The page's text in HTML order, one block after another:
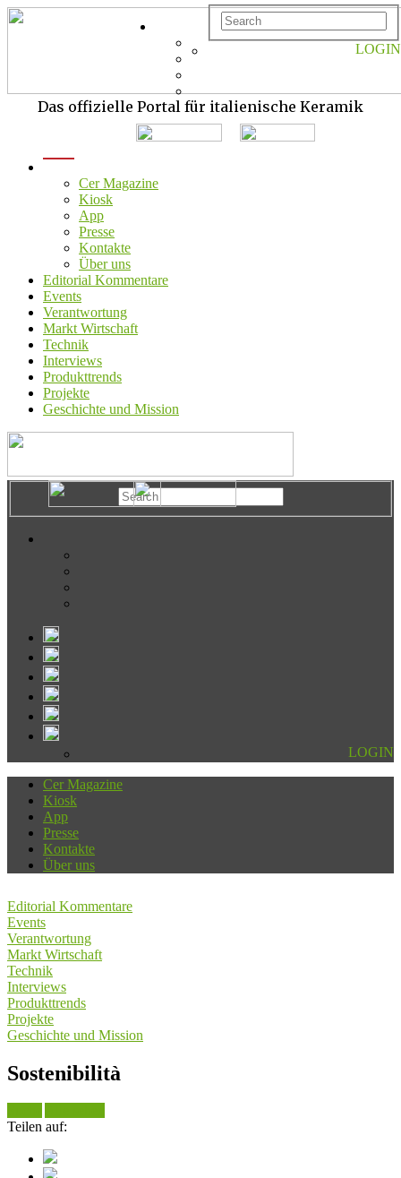
Das offizielle Portal für italienische Keramik
Cer Magazine
Kiosk
App
Presse
Kontakte
Über uns
Editorial Kommentare
Events
Verantwortung
Markt Wirtschaft
Technik
Interviews
Produkttrends
Projekte
Geschichte und Mission
LOGIN
LOGIN
Cer Magazine
Kiosk
App
Presse
Kontakte
Über uns
Editorial Kommentare
Events
Verantwortung
Markt Wirtschaft
Technik
Interviews
Produkttrends
Projekte
Geschichte und Mission
Sostenibilità
Teilen auf: